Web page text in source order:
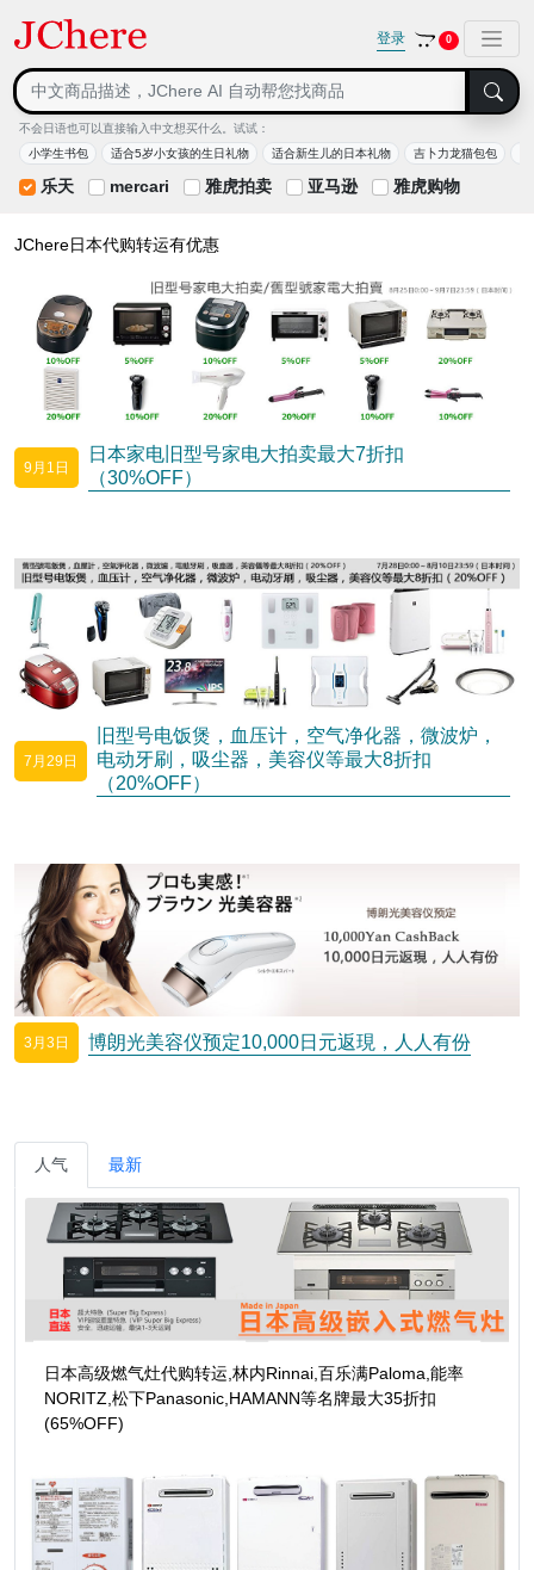
登录 0
不会日语也可以直接输入中文想买什么。试试：
小学生书包
适合5岁小女孩的生日礼物 适合新生儿的日本礼物 吉卜力龙猫包包
乐天 mercari 雅虎拍卖 亚马逊 雅虎购物
JChere日本代购转运有优惠
9月1日
日本家电旧型号家电大拍卖最大7折扣
（30%OFF）
7月29日
旧型号电饭煲，血压计，空气净化器，微波炉，
电动牙刷，吸尘器，美容仪等最大8折扣
（20%OFF）
3月3日 博朗光美容仪预定10,000日元返現，人人有份
人气 最新
日本高级燃气灶代购转运,林内Rinnai,百乐满Paloma,能率
NORITZ,松下Panasonic,HAMANN等名牌最大35折扣
(65%OFF)